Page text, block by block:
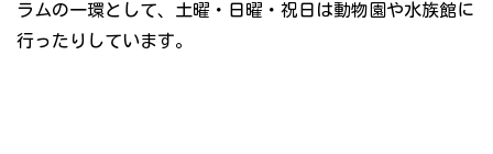
ラムの一環として、土曜・日曜・祝日は動物園や水族館に
行ったりしています。